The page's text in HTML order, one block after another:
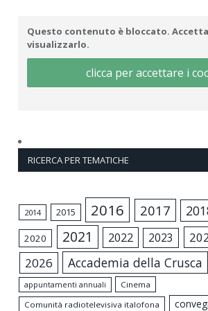
Questo contenuto è bloccato.
visualizzarlo.
clicca per accettare i
RICERCA PER TEMATICHE
2014 2015 2016 2017
2020 2021 2022 2023
2026 Accademia della Crusca
appuntamenti annuali
Cinema
Comunità radiotelevisiva italofona